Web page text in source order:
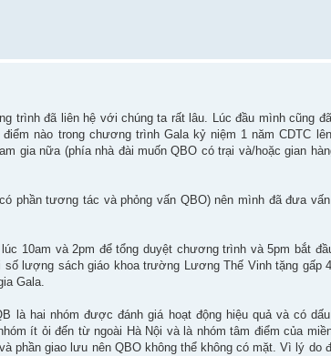
trình đã liên hệ với chúng ta rất lâu. Lúc đầu mình cũng
nào trong chương trình Gala kỷ niệm 1 năm CDTC
gia nữa (phía nhà đài muốn QBO có trại và/hoặc gian
phần tương tác và phỏng vấn QBO) nên mình đã đưa
10am và 2pm để tổng duyệt chương trình và 5pm bắt
lượng sách giáo khoa trường Lương Thế Vinh tặng gấp
Gala.
là hai nhóm được đánh giá hoạt động hiệu quả và có
ít ỏi đến từ ngoài Hà Nội và là nhóm tâm điểm của
phần giao lưu nên QBO không thể không có mặt. Vì lý do